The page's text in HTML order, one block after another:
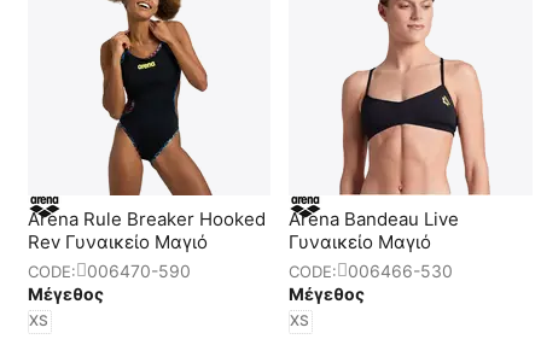
Arena Rule Breaker Hooked
Rev Γυναικείο Μαγιό
CODE:
006470-590
Μέγεθος
XS
Arena Bandeau Live
Γυναικείο Μαγιό
CODE:
006466-530
Μέγεθος
XS